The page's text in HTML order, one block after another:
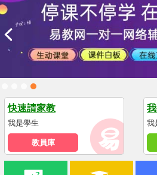
快速請家教
我是學生
教員庫
我